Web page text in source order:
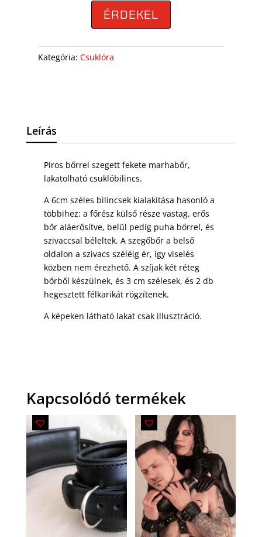
ÉRDEKEL
Kategória: Csuklóra
Leírás
Piros bőrrel szegett fekete marhabőr,
lakatolható csuklóbilincs.
A 6cm széles bilincsek kialakítása hasonló a
többihez: a főrész külső része vastag, erős
bőr aláerősítve, belül pedig puha bőrrel, és
szivaccsal béleltek. A szegőbőr a belső
oldalon a szivacs széléig ér, így viselés
közben nem érezhető. A szíjak két réteg
bőrből készülnek, és 3 cm szélesek, és 2 db
hegesztett félkarikát rögzítenek.
A képeken látható lakat csak illusztráció.
Kapcsolódó termékek